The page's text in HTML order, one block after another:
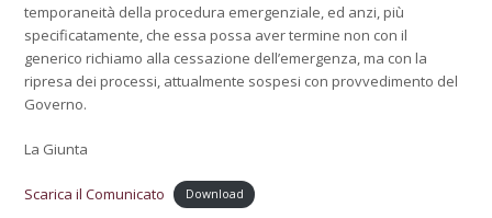
temporaneità della procedura emergenziale, ed anzi, più
specificatamente, che essa possa aver termine non con il
generico richiamo alla cessazione dell’emergenza, ma con la
ripresa dei processi, attualmente sospesi con provvedimento del
Governo.
La Giunta
Scarica il Comunicato Download